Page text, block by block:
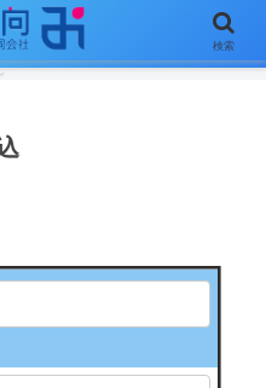
あなたの未来創りをお手伝い致しま
検索